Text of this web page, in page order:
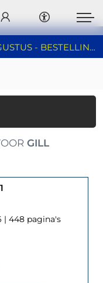
⛔️ WEBSHOP GESLOTEN T/M 8 AUGUSTUS - BESTELLINGEN WORDEN NIET IN BEHANDELING GENOMEN - FIJNE ZOMER!
GILL
| 448 pagina's